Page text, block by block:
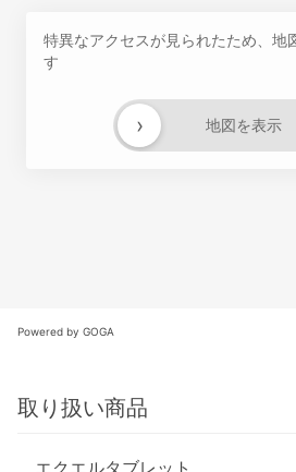
特異なアクセスが見られたため、地
す
地図を表示
›
Powered by GOGA
取り扱い商品
エクエルタブレット